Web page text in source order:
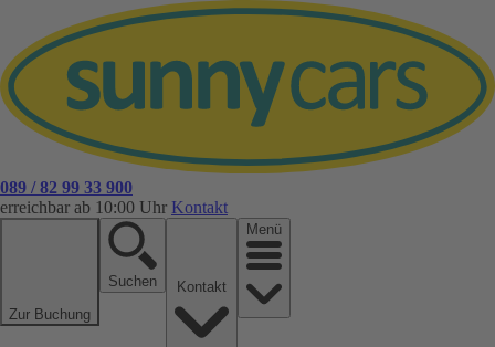
089 / 82 99 33 900
erreichbar ab 10:00 Uhr Kontakt
Zur Buchung
Suchen
Menü